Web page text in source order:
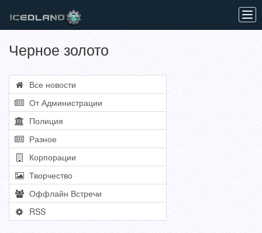
Черное золото
Все новости
От Администрации
Полиция
Разное
Корпорации
Творчество
Оффлайн Встречи
RSS